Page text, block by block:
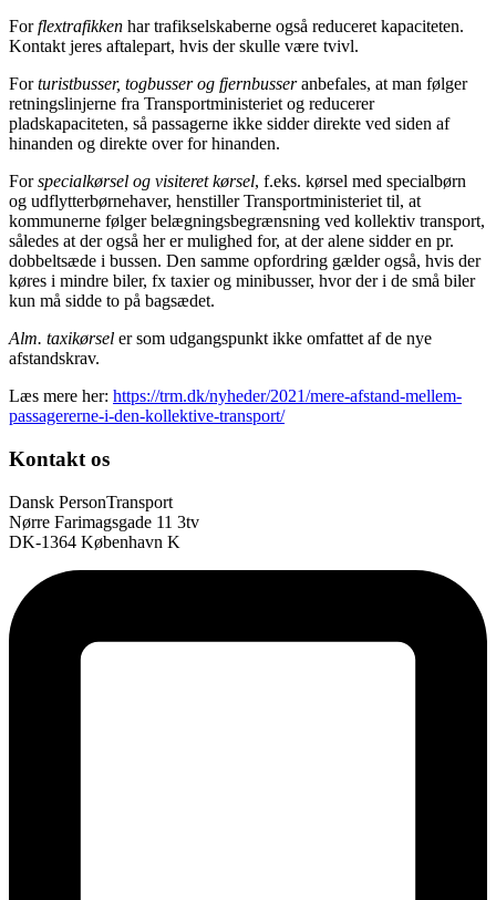
Forflextrafikken har trafikselskaberne også reduceret kapaciteten.
Kontakt jeres aftalepart, hvis der skulle være tvivl.
Forturistbusser, togbusser og fjernbusseranbefales, at man følger
retningslinjerne fra Transportministeriet og reducerer
pladskapaciteten, så passagerne ikke sidder direkte ved siden af
hinanden og direkte over for hinanden.
Forspecialkørsel og visiteret kørsel, f.eks. kørsel med specialbørn
og udflytterbørnehaver, henstiller Transportministeriet til, at
kommunerne følger belægningsbegrænsning ved kollektiv transport,
således at der også her er mulighed for, at der alene sidder en pr.
dobbeltsæde i bussen. Den samme opfordring gælder også, hvis der
køres i mindre biler, fx taxier og minibusser, hvor der i de små biler
kun må sidde to på bagsædet.
Alm. taxikørsel er som udgangspunkt ikke omfattet af de nye
afstandskrav.
Læs mere her: https://trm.dk/nyheder/2021/mere-afstand-mellem-
passagererne-i-den-kollektive-transport/
Kontakt os
Dansk PersonTransport
Nørre Farimagsgade 11 3tv
DK-1364 København K